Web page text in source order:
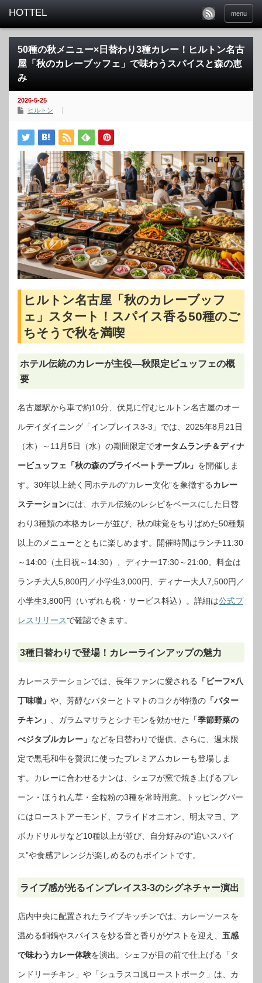
menu
50種の秋メニュー×日替わり3種カレー！ヒルトン名古
屋「秋のカレーブッフェ」で味わうスパイスと森の恵
み
2026-5-25
ヒルトン
ヒルトン名古屋「秋のカレーブッフ
ェ」スタート！スパイス香る50種のご
ちそうで秋を満喫
ホテル伝統のカレーが主役―秋限定ビュッフェの概
要
名古屋駅から車で約10分、伏見に佇むヒルトン名古屋のオー
ルデイダイニング「インプレイス3‐3」では、2025年8月21日
（木）～11月5日（水）の期間限定でオータムランチ＆ディナ
ービュッフェ「秋の森のプライベートテーブル」 を開催しま
す。30年以上続く同ホテルの“カレー文化”を象徴するカレー
ステーションには、ホテル伝統のレシピをベースにした日替
わり3種類の本格カレーが並び、秋の味覚をちりばめた50種類
以上のメニューとともに楽しめます。開催時間はランチ11:30
～14:00（土日祝～14:30）、ディナー17:30～21:00。料金は
ランチ大人5,800円／小学生3,000円、ディナー大人7,500円／
小学生3,800円（いずれも税・サービス料込）。詳細は公式プ
レスリリースで確認できます。
3種日替わりで登場！カレーラインアップの魅力
カレーステーションでは、長年ファンに愛される 「ビーフ×八
丁味噌」 や、芳醇なバターとトマトのコクが特徴の 「バター
チキン」 、ガラムマサラとシナモンを効かせた 「季節野菜の
べジタブルカレー」 などを日替わりで提供。さらに、週末限
定で黒毛和牛を贅沢に使ったプレミアムカレーも登場しま
す。カレーに合わせるナンは、シェフが窯で焼き上げるプレ
ーン・ほうれん草・全粒粉の3種を常時用意。トッピングバー
にはローストアーモンド、フライドオニオン、明太マヨ、ア
ボカドサルサなど10種以上が並び、自分好みの“追いスパイ
ス”や食感アレンジが楽しめるのもポイントです。
ライブ感が光るインプレイス3‐3のシグネチャー演出
店内中央に配置されたライブキッチンでは、カレーソースを
温める銅鍋やスパイスを炒る音と香りがゲストを迎え、 五感
で味わうカレー体験を演出。シェフが目の前で仕上げる「タ
ンドリーチキン」や「シュラスコ風ローストポーク」は、カ